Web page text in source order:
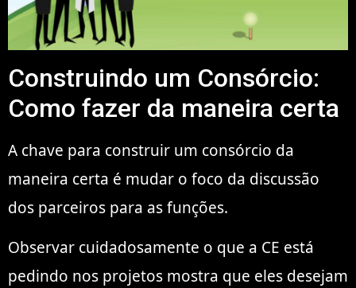
Construindo um Consórcio:
Como fazer da maneira certa
A chave para construir um consórcio da
maneira certa é mudar o foco da discussão
dos parceiros para as funções.
Observar cuidadosamente o que a CE está
pedindo nos projetos mostra que eles desejam